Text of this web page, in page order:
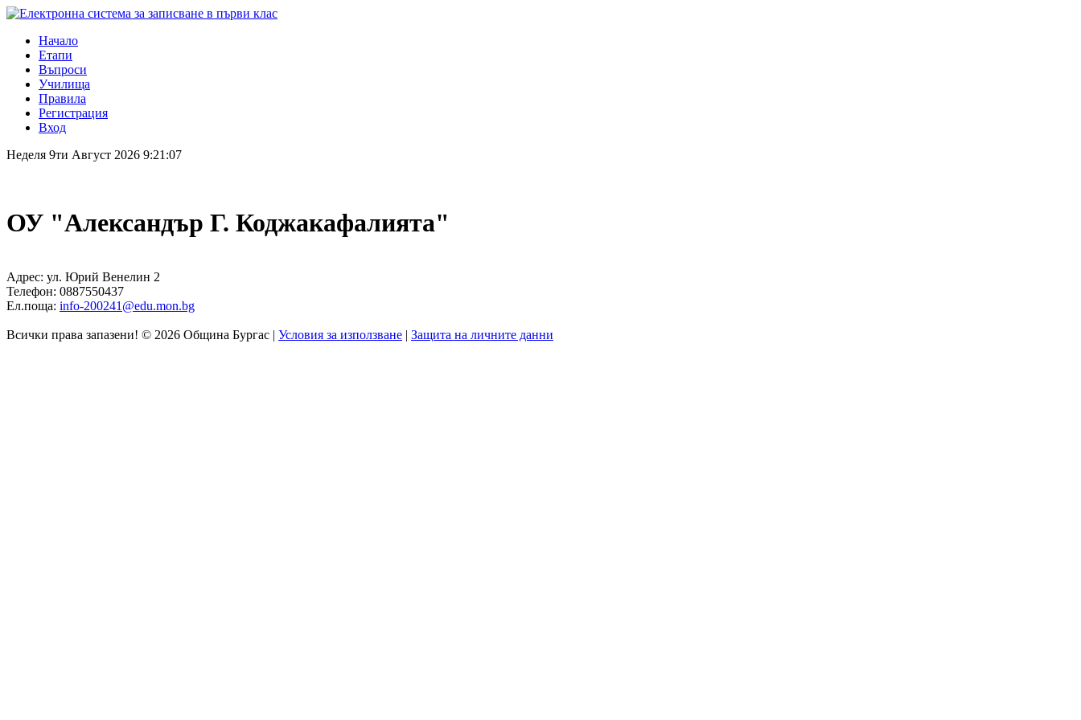
Начало
Етапи
Въпроси
Училища
Правила
Регистрация
Вход
Неделя 9ти Август 2026 9:21:07
ОУ "Александър Г. Коджакафалията"
Адрес: ул. Юрий Венелин 2
Телефон: 0887550437
Ел.поща: info-200241@edu.mon.bg
Всички права запазени! © 2026 Община Бургас | Условия за използване | Защита на личните данни